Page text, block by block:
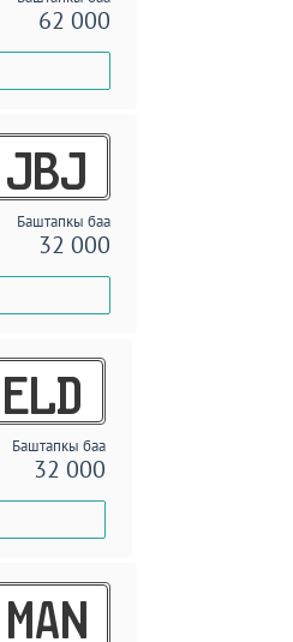
62 000
JBJ
Баштапкы баа
32 000
ELD
Баштапкы баа
32 000
MAN